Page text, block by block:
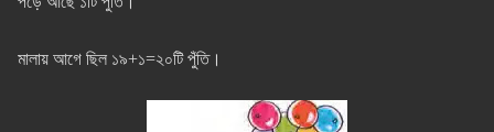
মালায় আগে ছিল ১৯+১=২০টি পুঁতি।